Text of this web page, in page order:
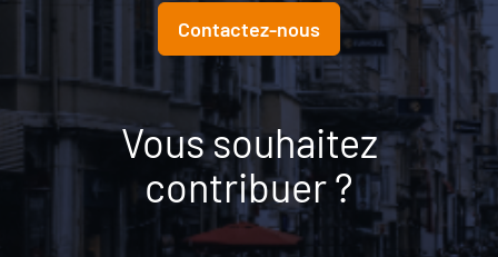
Contactez-nous
Vous souhaitez
contribuer ?